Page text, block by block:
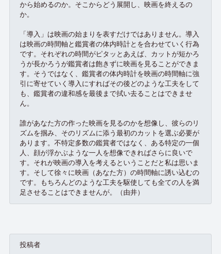
から始めるのか。そこからどう展開し、映画を終えるの
か。
「導入」は映画の始まりを表すだけではありません。導入
は映画の時間軸と鑑賞者の体内時計とを合わせていく行為
です。それぞれの時間がピタッとあえば、カットが短かろ
うが長かろうが鑑賞者は飽きずに映画を見ることができま
す。そうではなく、鑑賞者の体内時計を映画の時間軸に強
引に寄せていく導入にすればその後どのような工夫をして
も、鑑賞者の違和感を最後まで拭い去ることはできませ
ん。
誰があなた方の作った映画を見るのかを想像し、彼らのリ
ズムを掴み、そのリズムに添う最初のカットを選ぶ必要が
あります。不特定多数の鑑賞者ではなく、ある特定の一個
人、顔が浮かぶような一人を想像できればさらに良いで
す。それが映画の導入を考えるということだと私は思いま
す。そして徐々に映画（あなた方）の時間軸に誘い込むの
です。もちろんどのような工夫を駆使しても全ての人を満
足させることはできませんが。（由井）
投稿者